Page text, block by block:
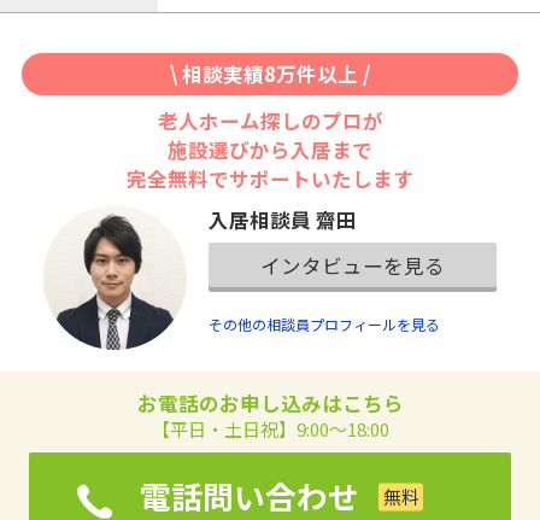
\ 相談実績8万件以上 /
老人ホーム探しのプロが
施設選びから入居まで
完全無料でサポートいたします
入居相談員 齋田
インタビューを見る
その他の相談員プロフィールを見る
お電話のお申し込みはこちら
【平日・土日祝】9:00～18:00
電話問い合わせ